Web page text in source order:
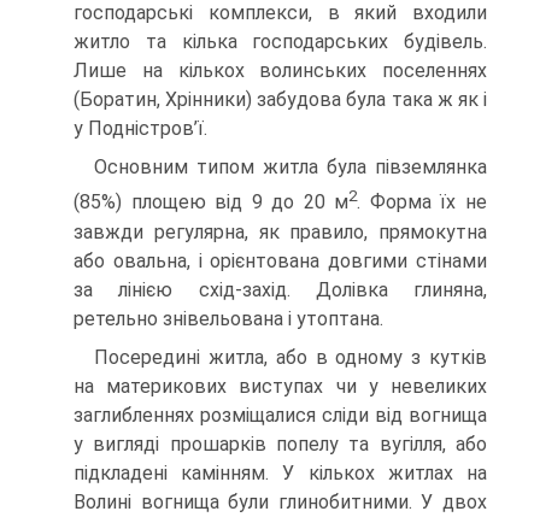
господарські комплекси, в який входили
житло та кілька господарських будівель.
Лише на кількох волинських поселеннях
(Боратин, Хрінники) забудова була така ж як і
у Подністров’ї.
Основним типом житла була півземлянка
(85%) площею від 9 до 20 м2. Форма їх не
завжди регулярна, як правило, прямокутна
або овальна, і орієнтована довгими стінами
за лінією схід-захід. Долівка глиняна,
ретельно знівельована і утоптана.
Посередині житла, або в одному з кутків
на материкових виступах чи у невеликих
заглибленнях розміщалися сліди від вогнища
у вигляді прошарків попелу та вугілля, або
підкладені камінням. У кількох житлах на
Волині вогнища були глинобитними. У двох